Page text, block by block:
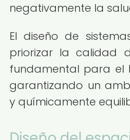
negativamente la
El diseño de
priorizar la calidad
fundamental para el
garantizando un
y químicamente